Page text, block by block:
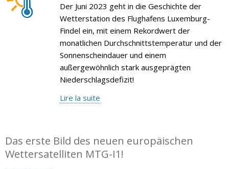
Der Juni 2023 geht in die Geschichte der
Wetterstation des Flughafens Luxemburg-
Findel ein, mit einem Rekordwert der
monatlichen Durchschnittstemperatur und der
Sonnenscheindauer und einem
außergewöhnlich stark ausgeprägten
Niederschlagsdefizit!
Lire la suite
Das erste Bild des neuen europäischen
Wettersatelliten MTG-I1!